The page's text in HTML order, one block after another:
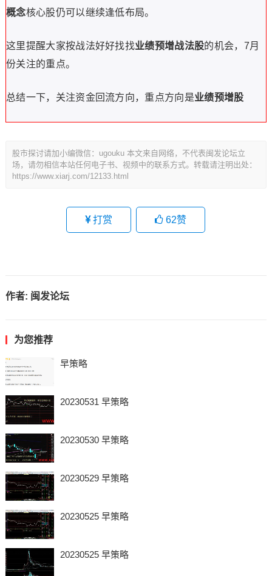
概念核心股仍可以继续逢低布局。
这里提醒大家按战法好好找找业绩预增战法股的机会，7月
份关注的重点。
总结一下，关注资金回流方向，重点方向是业绩预增股
股市探讨请加小编微信：ugouku 本文来自网络，不代表闽发论坛立
场，请勿相信本站任何电子书、视频中的联系方式。转载请注明出处：
https://www.xiarj.com/12133.html
打赏 62赞
作者: 闽发论坛
为您推荐
早策略
20230531 早策略
20230530 早策略
20230529 早策略
20230525 早策略
20230525 早策略